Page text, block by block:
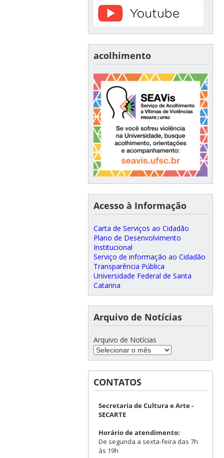
acolhimento
Acesso à Informação
Carta de Serviços ao Cidadão
Plano de Desenvolvimento
Institucional
Serviço de informação ao Cidadão
Transparência Pública
Universidade Federal de Santa
Catarina
Arquivo de Notícias
Arquivo de Notícias
CONTATOS
Secretaria de Cultura e Arte -
SECARTE
Horário de atendimento:
De segunda a sexta-feira das 7h
às 19h